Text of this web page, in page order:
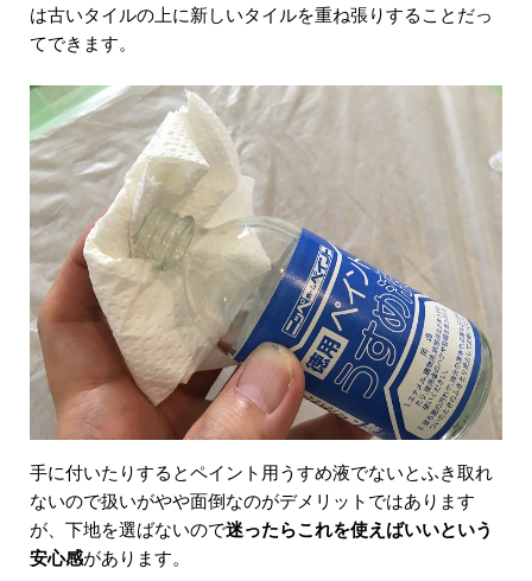
は古いタイルの上に新しいタイルを重ね張りすることだっ
てできます。
手に付いたりするとペイント用うすめ液でないとふき取れ
ないので扱いがやや面倒なのがデメリットではあります
が、下地を選ばないので迷ったらこれを使えばいいという
安心感があります。